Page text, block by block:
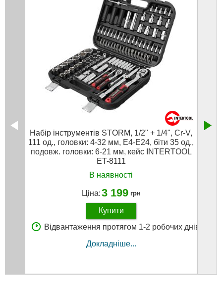
Набір інструментів STORM, 1/2" + 1/4", Cr-V,
111 од., головки: 4-32 мм, E4-E24, біти 35 од.,
подовж. головки: 6-21 мм, кейс INTERTOOL
ET-8111
В наявності
Ціна:3 199 грн
Купити
Відвантаження протягом 1-2 робочих днів
Докладніше...